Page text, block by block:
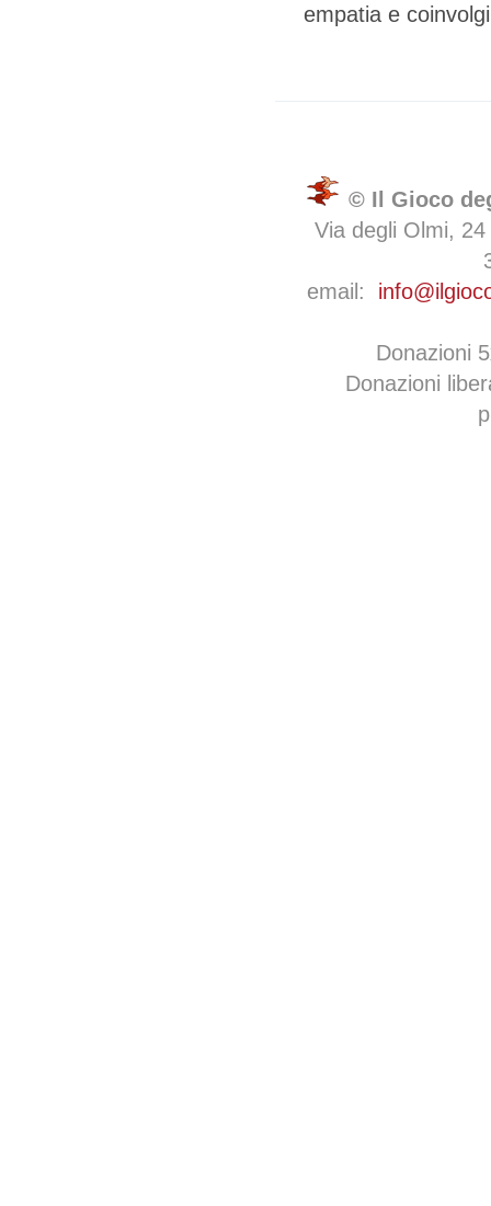
empatia e
© Il Gioco
Via degli Olmi,
email:
Donazioni
Donazioni